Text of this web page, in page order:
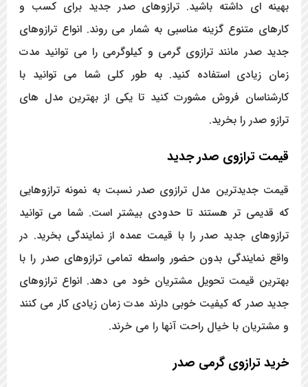
بهینه ای داشته باشید. ترازوهای صدر جدید برای کسب و
کارهای متنوع گزینه مناسبی به شمار می روند. انواع ترازوهای
جدید صدر مانند ترازوی گرمی و کیلوگرمی را می توانید مدت
زمان زیادی استفاده کنید. به طور کلی شما می توانید با
کارشناسان فروش مشورت کنید تا یکی از بهترین مدل های
ترازو صدر را بخرید.
قیمت ترازوی صدر جدید
قیمت جدیدترین مدل ترازوی صدر نسبت به نمونه ترازوهایی
که قدیمی تر هستند تا حدودی بیشتر است. شما می توانید
ترازوهای جدید صدر را با قیمت عمده از نمایندگی بخرید. در
واقع نمایندگی بدون حضور واسطه تمامی ترازوهای صدر را با
بهترین قیمت تحویل مشتریان خود می دهد. انواع ترازوهای
جدید صدر که کیفیت خوبی دارند مدت زمان زیادی کار می کنند
و مشتریان با خیال راحت آنها را می خرند.
خرید ترازوی گرمی صدر